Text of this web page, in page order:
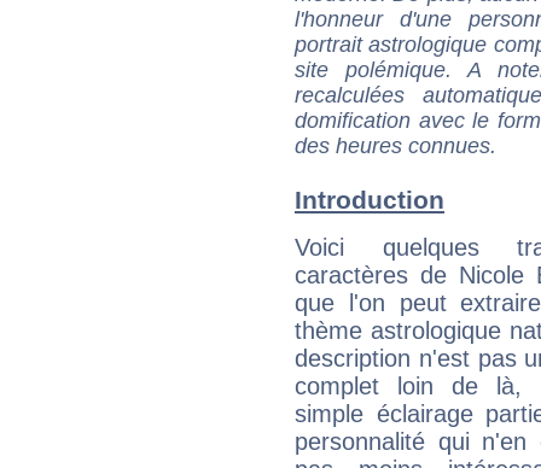
l'honneur d'une
portrait astrologique
site polémique. A
recalculées
domification avec le
des heures connues.
Introduction
Voici quelques
caractères de Nicole
que l'on peut
thème astrologique
description n'est pas
complet loin de là,
simple éclairage
personnalité qui n'en